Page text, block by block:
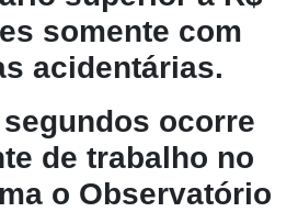
somente com
acidentárias.
ocorre
de trabalho no
o Observatório